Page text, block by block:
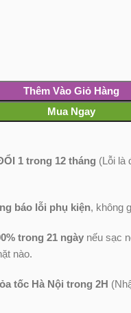
Thêm Vào Giỏ Hàng
Mua Ngay
1 trong 12 tháng (Lỗi là
báo lỗi phụ kiện, không
trong 21 ngày nếu sạc
nào.
tốc Hà Nội trong 2H